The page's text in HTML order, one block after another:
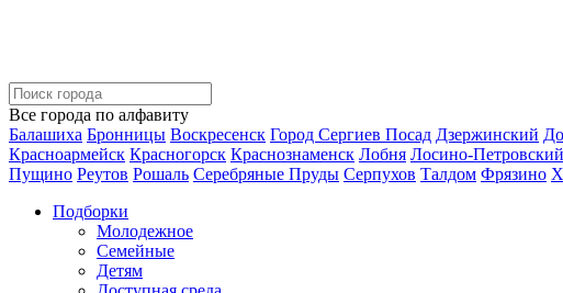
Все города по алфавиту
Балашиха Бронницы Воскресенск Город Сергиев Посад Дзержинский
Красноармейск Красногорск Краснознаменск Лобня Лосино-Петровский
Пущино Реутов Рошаль Серебряные Пруды Серпухов Талдом Фрязино
Подборки
Молодежное
Семейные
Детям